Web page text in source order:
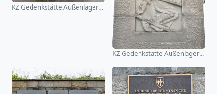
KZ Gedenkstätte Außenlager Kirchhain
KZ Gedenkstätte Außenlager Kirchhain